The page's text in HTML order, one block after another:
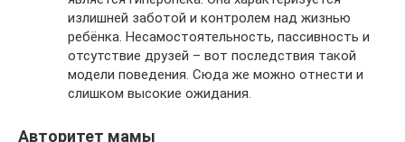
излишней заботой и контролем над жизнью
ребёнка. Несамостоятельность, пассивность и
отсутствие друзей – вот последствия такой
модели поведения. Сюда же можно отнести и
слишком высокие ожидания.
Авторитет мамы